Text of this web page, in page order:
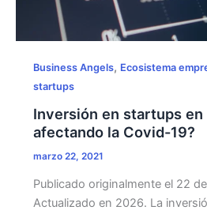
exigencia
Business Angels, Ecosistema
startups
Inversión en startups en
afectando la Covid-19?
marzo 22, 2021
Publicado originalmente el 22
Actualizado en 2026. La